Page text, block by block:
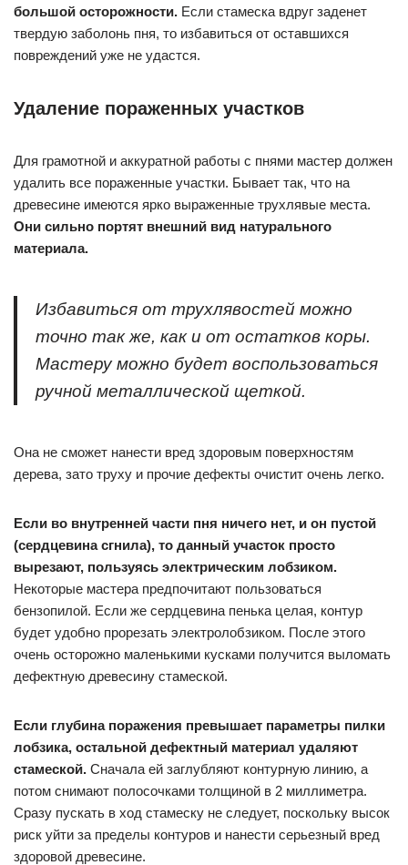
большой осторожности. Если стамеска вдруг заденет
твердую заболонь пня, то избавиться от оставшихся
повреждений уже не удастся.
Удаление пораженных участков
Для грамотной и аккуратной работы с пнями мастер должен
удалить все пораженные участки. Бывает так, что на
древесине имеются ярко выраженные трухлявые места.
Они сильно портят внешний вид натурального
материала.
Избавиться от трухлявостей можно
точно так же, как и от остатков коры.
Мастеру можно будет воспользоваться
ручной металлической щеткой.
Она не сможет нанести вред здоровым поверхностям
дерева, зато труху и прочие дефекты очистит очень легко.
Если во внутренней части пня ничего нет, и он пустой
(сердцевина сгнила), то данный участок просто
вырезают, пользуясь электрическим лобзиком.
Некоторые мастера предпочитают пользоваться
бензопилой. Если же сердцевина пенька целая, контур
будет удобно прорезать электролобзиком. После этого
очень осторожно маленькими кусками получится выломать
дефектную древесину стамеской.
Если глубина поражения превышает параметры пилки
лобзика, остальной дефектный материал удаляют
стамеской. Сначала ей заглубляют контурную линию, а
потом снимают полосочками толщиной в 2 миллиметра.
Сразу пускать в ход стамеску не следует, поскольку высок
риск уйти за пределы контуров и нанести серьезный вред
здоровой древесине.